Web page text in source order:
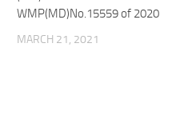
WMP(MD)No.15559 of 2020
MARCH 21, 2021